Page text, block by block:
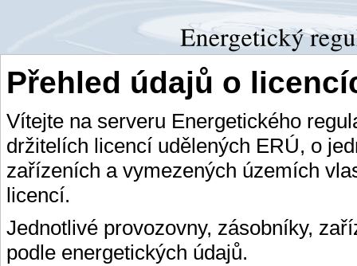
Přehled údajů o
Vítejte na serveru Energetického
držitelích licencí udělených ERÚ, o
zařízeních a vymezených územích
licencí.
Jednotlivé provozovny, zásobníky,
podle energetických údajů.